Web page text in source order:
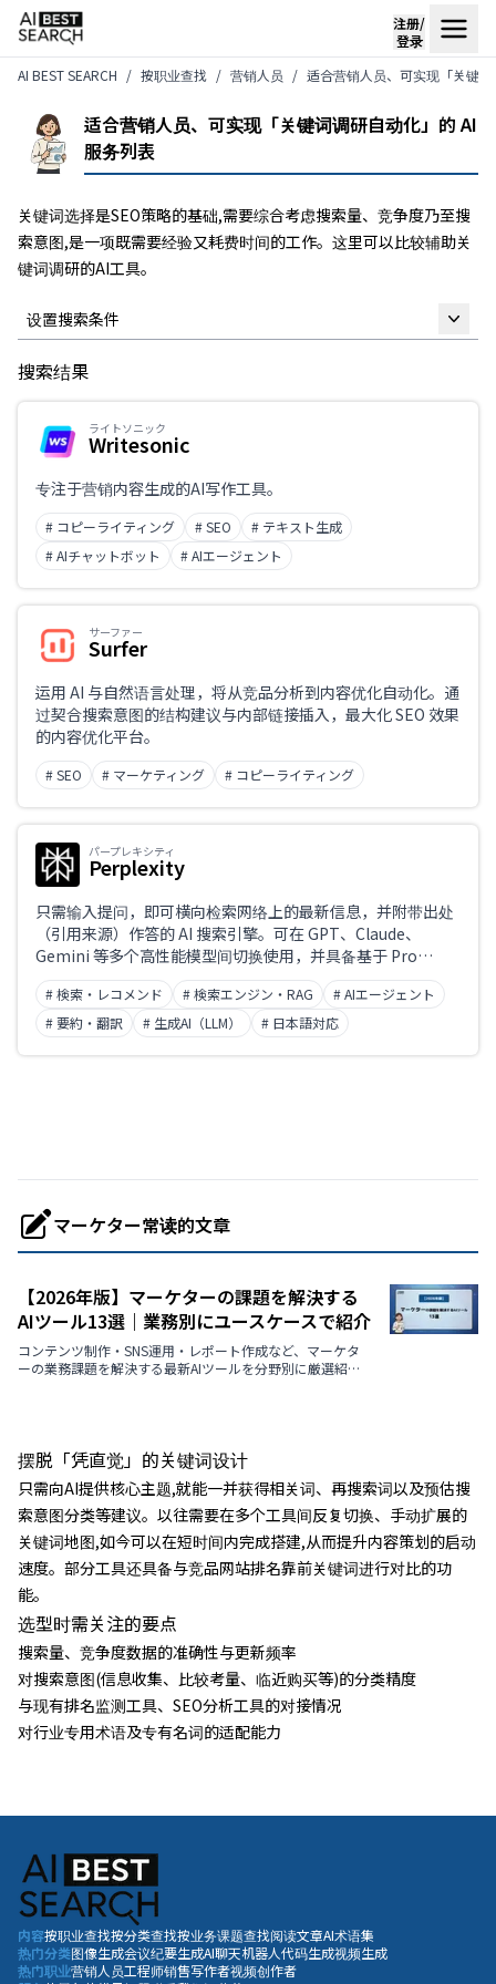
注册/
登录
AI BEST SEARCH
按职业查找 营销人员 适合营销人员、可实现「关键
适合营销人员、可实现「关键词调研自动化」的 AI
服务列表
关键词选择是SEO策略的基础,需要综合考虑搜索量、竞争度乃至搜
索意图,是一项既需要经验又耗费时间的工作。这里可以比较辅助关
键词调研的AI工具。
设置搜索条件
自由关键词
仅限支持日语
业务课题
职业
搜索结果
ライトソニック
Writesonic
专注于营销内容生成的AI写作工具。
# コピーライティング # SEO
# テキスト生成
# AIチャットボット
# AIエージェント
サーファー
Surfer
运用 AI 与自然语言处理，将从竞品分析到内容优化自动化。通
过契合搜索意图的结构建议与内部链接插入，最大化 SEO 效果
的内容优化平台。
# SEO # マーケティング # コピーライティング
パープレキシティ
Perplexity
只需输入提问，即可横向检索网络上的最新信息，并附带出处
（引用来源）作答的 AI 搜索引擎。可在 GPT、Claude、
Gemini 等多个高性能模型间切换使用，并具备基于 Pro
Search 的深度调研，以及可自动化浏览器操作的智能体功
能。同样完整支持中文。
# 検索・レコメンド # 検索エンジン・RAG
# AIエージェント
# 要約・翻訳
# 生成AI（LLM） # 日本語対応
マーケター常读的文章
【2026年版】マーケターの課題を解決する
AIツール13選｜業務別にユースケースで紹介
コンテンツ制作・SNS運用・レポート作成など、マーケタ
ーの業務課題を解決する最新AIツールを分野別に厳選紹
摆脱「凭直觉」的关键词设计
只需向AI提供核心主题,就能一并获得相关词、再搜索词以及预估搜
索意图分类等建议。以往需要在多个工具间反复切换、手动扩展的
关键词地图,如今可以在短时间内完成搭建,从而提升内容策划的启动
速度。部分工具还具备与竞品网站排名靠前关键词进行对比的功
能。
选型时需关注的要点
搜索量、竞争度数据的准确性与更新频率
对搜索意图(信息收集、比较考量、临近购买等)的分类精度
与现有排名监测工具、SEO分析工具的对接情况
对行业专用术语及专有名词的适配能力
内容按职业查找按分类查找按业务课题查找阅读文章AI术语集
热门分类图像生成会议纪要生成AI聊天机器人代码生成视频生成
热门职业营销人员工程师销售写作者视频创作者